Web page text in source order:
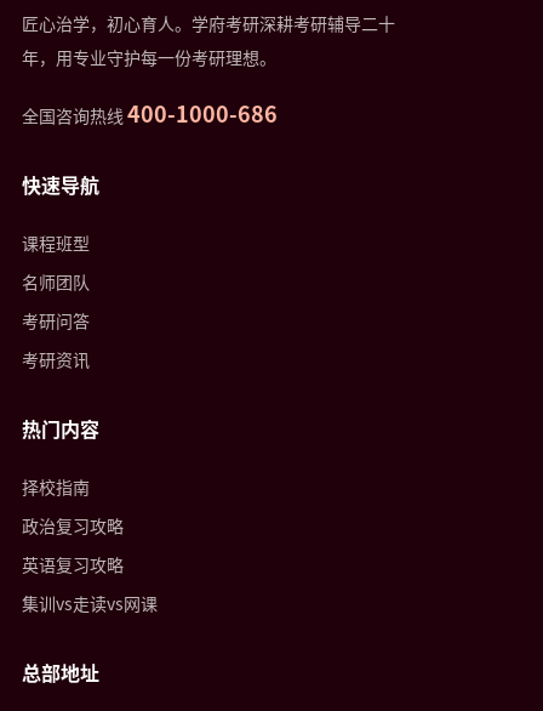
匠心治学，初心育人。学府考研深耕考研辅导二十
年，用专业守护每一份考研理想。
全国咨询热线400-1000-686
快速导航
课程班型
名师团队
考研问答
考研资讯
热门内容
择校指南
政治复习攻略
英语复习攻略
集训vs走读vs网课
总部地址